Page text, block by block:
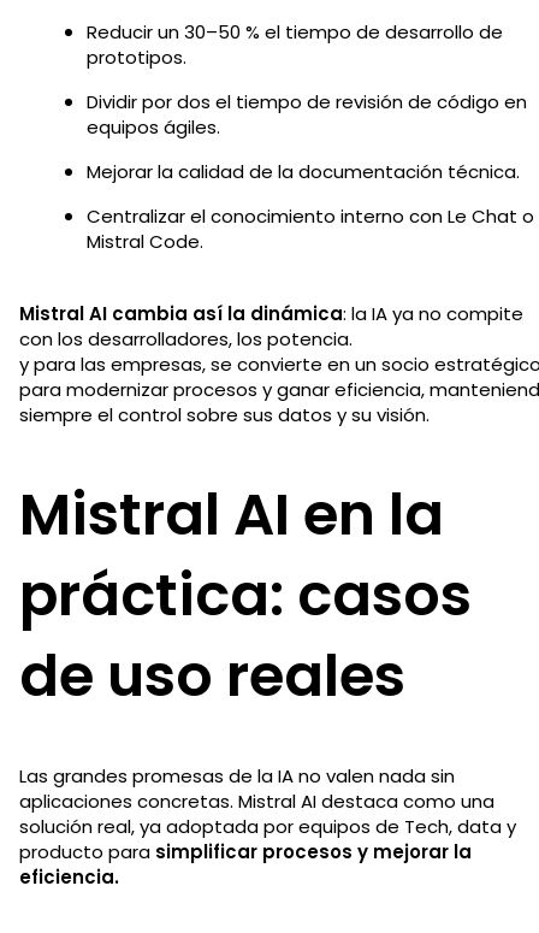
Reducir un 30–50 % el tiempo de desarrollo de
prototipos.
Dividir por dos el tiempo de revisión de código en
equipos ágiles.
Mejorar la calidad de la documentación técnica.
Centralizar el conocimiento interno con Le Chat o
Mistral Code.
Mistral AI cambia así la dinámica: la IA ya no compite
con los desarrolladores, los potencia.
y para las empresas, se convierte en un socio
para modernizar procesos y ganar eficiencia,
siempre el control sobre sus datos y su visión.
Mistral AI en la
práctica: casos
de uso reales
Las grandes promesas de la IA no valen nada sin
aplicaciones concretas. Mistral AI destaca como una
solución real, ya adoptada por equipos de Tech, data y
producto para simplificar procesos y mejorar la
eficiencia.